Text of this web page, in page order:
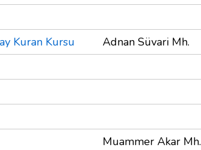
Kuran Kursu
Adnan Süvari Mh.
Muammer Akar Mh.